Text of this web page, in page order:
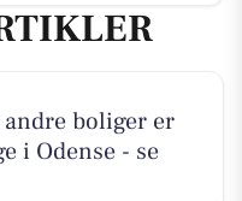
boliger er
i Odense - se